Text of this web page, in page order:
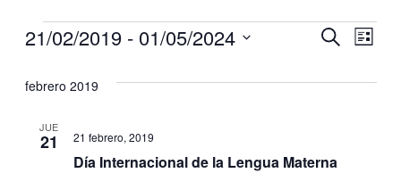
Eventos
y
de
BuscarLista
21/02/2019 - 01/05/2024
febrero 2019
JUE
21
Día Internacional de la Lengua Materna
21 febrero, 2019